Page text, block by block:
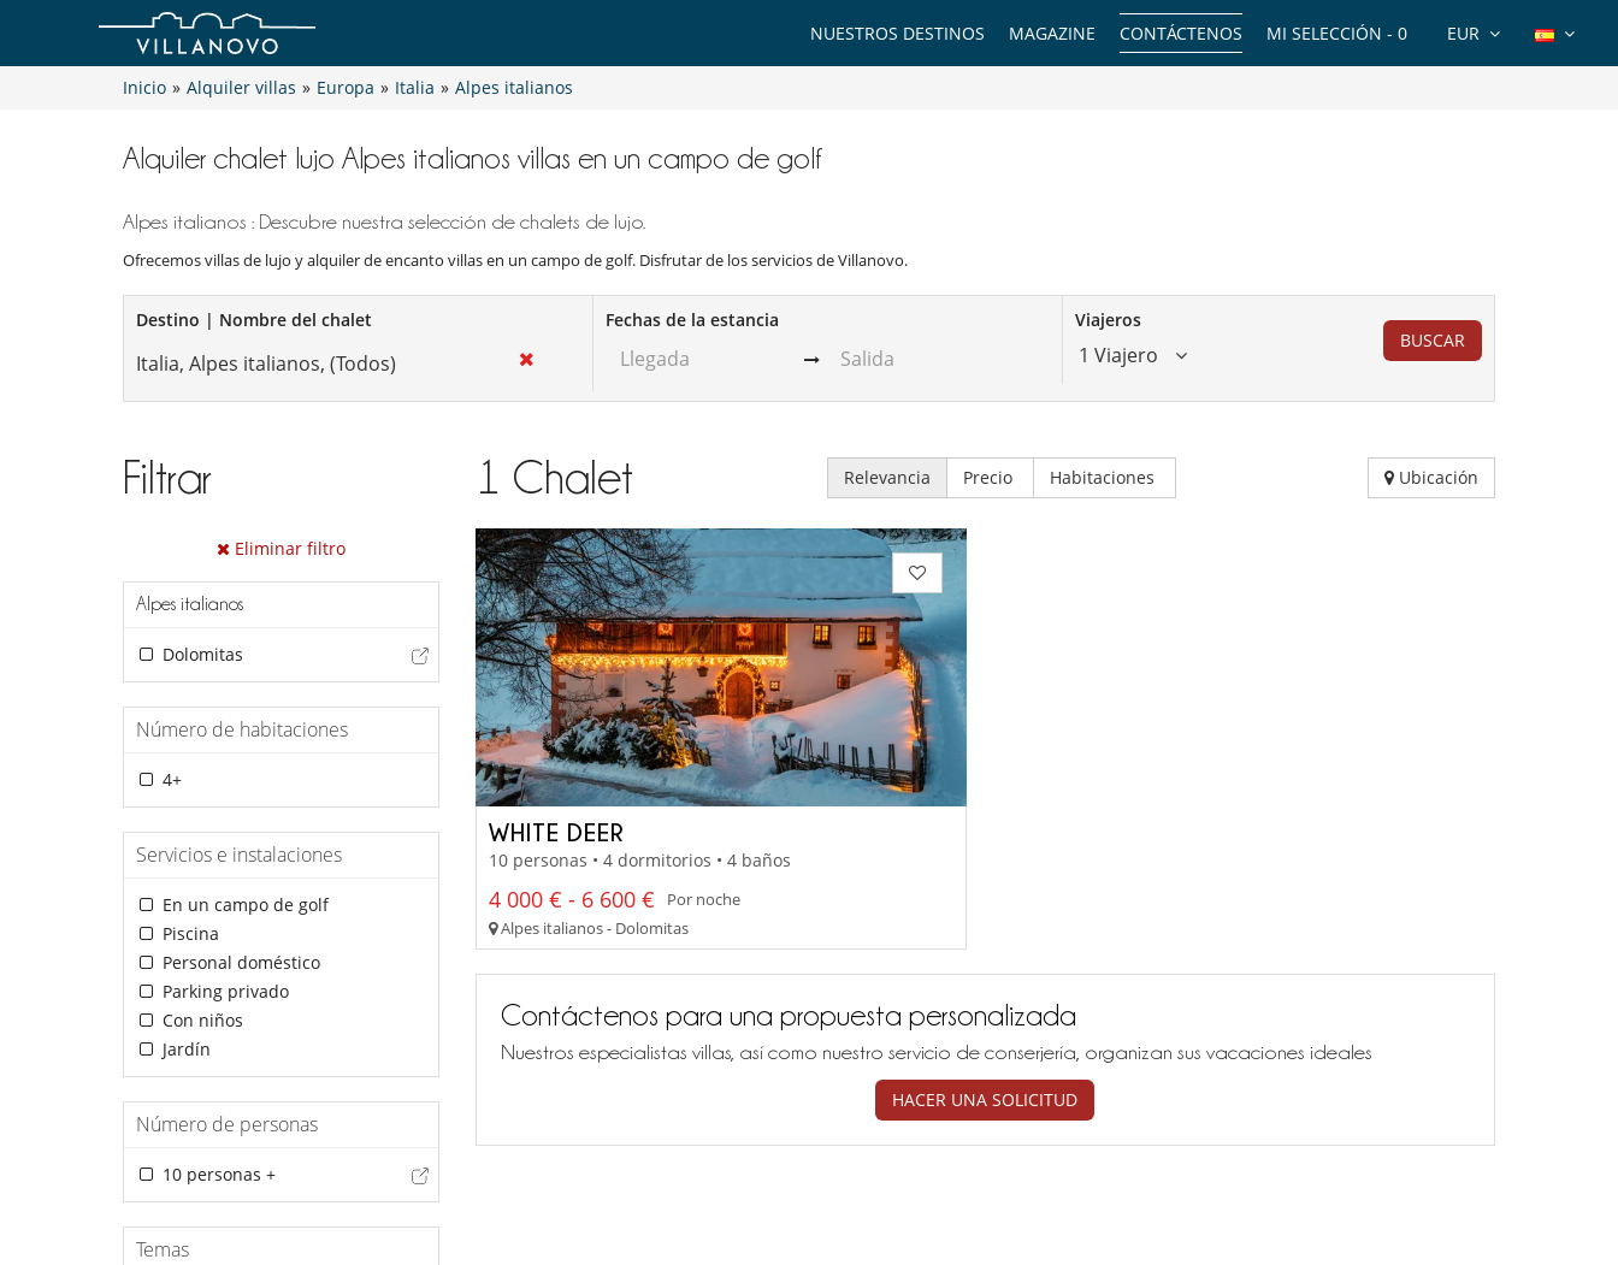
EUR
MI SELECCIÓN - 0
CONTÁCTENOS
MAGAZINE
NUESTROS DESTINOS
Inicio » Alquiler villas » Europa » Italia » Alpes italianos
Alquiler chalet lujo Alpes italianos villas en un campo de golf
Alpes italianos : Descubre nuestra selección de chalets de lujo.
Ofrecemos villas de lujo y alquiler de encanto villas en un campo de golf. Disfrutar de los servicios de Villanovo.
Destino | Nombre del chalet Fechas de la estancia Viajeros
1 Viajero
BUSCAR
Filtrar
Eliminar filtro
Alpes italianos
Dolomitas
Número de habitaciones
4+
Servicios e instalaciones
En un campo de golf
Piscina
Personal doméstico
Parking privado
Con niños
Jardín
Número de personas
10 personas +
Temas
1 Chalet Relevancia Precio Habitaciones Ubicación
WHITE DEER
10 personas • 4 dormitorios • 4 baños
4 000 € - 6 600 €
Por noche
Alpes italianos - Dolomitas
Contáctenos para una propuesta personalizada
Nuestros especialistas villas, así como nuestro servicio de conserjería, organizan sus vacaciones ideales
HACER UNA SOLICITUD